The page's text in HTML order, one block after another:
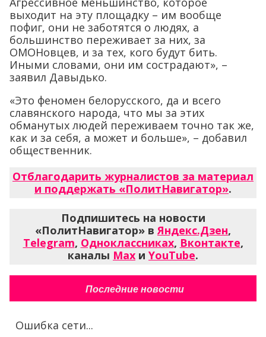
выходит на эту площадку – им вообще
пофиг, они не заботятся о людях, а
большинство переживает за них, за
ОМОНовцев, и за тех, кого будут бить.
Иными словами, они им сострадают», –
заявил Давыдько.
«Это феномен белорусского, да и всего
славянского народа, что мы за этих
обманутых людей переживаем точно так же,
как и за себя, а может и больше», – добавил
общественник.
Отблагодарить журналистов за материал
и поддержать «ПолитНавигатор».
Подпишитесь на новости
«ПолитНавигатор» вЯндекс.Дзен,
Telegram, Одноклассниках, Вконтакте,
каналы Max и YouTube.
Последние новости
Ошибка сети...